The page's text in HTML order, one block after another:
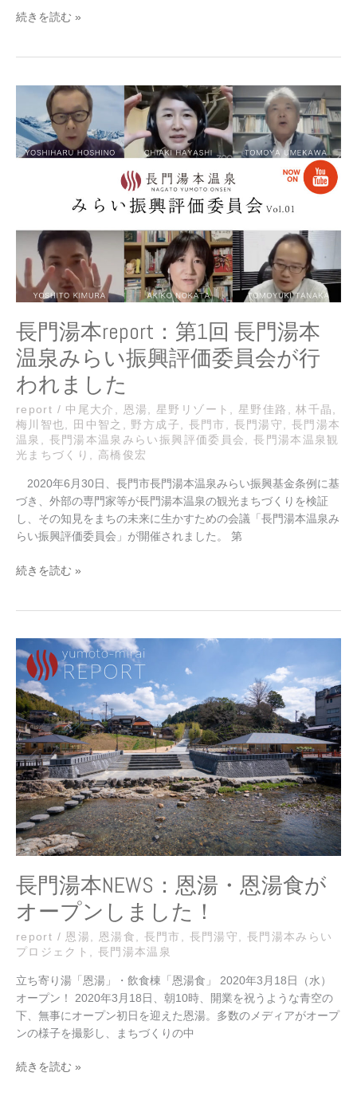
ト
続きを読む »
長門湯本report：第1回 長門湯本
温泉みらい振興評価委員会が行
われました
report / 中尾大介 恩湯 ,星野リゾート ,星野佳路 ,林千晶
梅川智也
田中智之 野方成子 長門市 長門湯守
長門湯本
温泉
長門湯本温泉みらい振興評価委員会 ,長門湯本温泉観
光まちづくり
高橋俊宏
2020年6月30日、長門市長門湯本温泉みらい振興基金条例に基
づき、外部の専門家等が長門湯本温泉の観光まちづくりを検証
し、その知見をまちの未来に生かすための会議「長門湯本温泉み
らい振興評価委員会」が開催されました。 第
湯
本
report：
長
湯
本
温
泉
み
ら
い
振
興
評
価
委
会
が
行
れ
続きを読む »
長門湯本NEWS：恩湯・恩湯食が
オープンしました！
report / 恩湯 恩湯食 長門市 長門湯守
長門湯本みらい
プロジェクト
長門湯本温泉
立ち寄り湯「恩湯」・飲食棟「恩湯食」 2020年3月18日（水）
オープン！ 2020年3月18日、朝10時、開業を祝うような青空の
下、無事にオープン初日を迎えた恩湯。多数のメディアがオープ
ンの様子を撮影し、まちづくりの中
門
湯
本
NEWS：
恩
湯・
恩
湯
食
が
オ
ー
プ
ン
し
し
続きを読む »